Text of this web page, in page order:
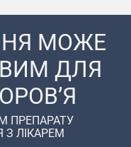
МОЖЕ
ДЛЯ
ПРЕПАРАТУ
З ЛІКАРЕМ